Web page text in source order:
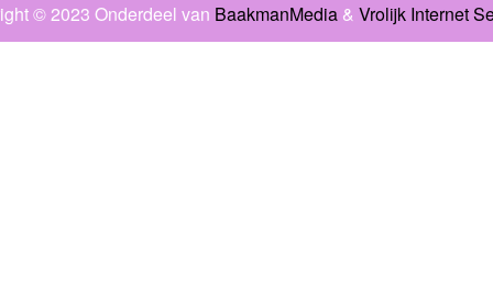
© 2023 Onderdeel van BaakmanMedia& Vrolijk Internet